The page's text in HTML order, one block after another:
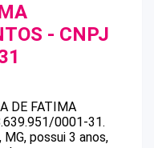
- CNPJ
DE FATIMA
0001-31.
possui 3 anos,